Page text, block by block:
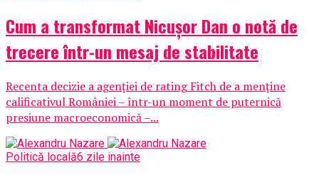
Cum a transformat Nicușor Dan o notă de
trecere într-un mesaj de stabilitate
Recenta decizie a agenției de rating Fitch de a menține
calificativul României – într-un moment de puternică
presiune macroeconomică –...
Politică locală6 zile inainte